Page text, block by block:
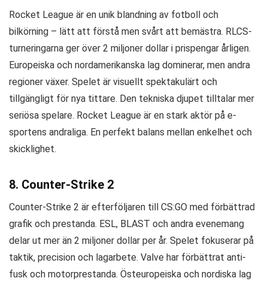
Rocket League är en unik blandning av fotboll och
bilkörning – lätt att förstå men svårt att bemästra. RLCS-
turneringarna ger över 2 miljoner dollar i prispengar årligen.
Europeiska och nordamerikanska lag dominerar, men andra
regioner växer. Spelet är visuellt spektakulärt och
tillgängligt för nya tittare. Den tekniska djupet tilltalar mer
seriösa spelare. Rocket League är en stark aktör på e-
sportens andraliga. En perfekt balans mellan enkelhet och
skicklighet.
8. Counter-Strike 2
Counter-Strike 2 är efterföljaren till CS:GO med förbättrad
grafik och prestanda. ESL, BLAST och andra evenemang
delar ut mer än 2 miljoner dollar per år. Spelet fokuserar på
taktik, precision och lagarbete. Valve har förbättrat anti-
fusk och motorprestanda. Östeuropeiska och nordiska lag